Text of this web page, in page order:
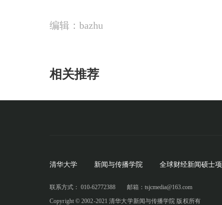
编辑：bazhu
相关推荐
清华大学 新闻与传播学院 全球财经新闻硕士
联系方式： 010-62772388
邮箱：tsjcmedia@163.com
Copyright © 2002-2021 清华大学新闻与传播学院 版权所有